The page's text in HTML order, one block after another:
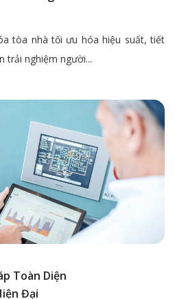
tòa nhà tối ưu hóa hiệu suất, tiết
trải nghiệm người...
Toàn Diện
Đại